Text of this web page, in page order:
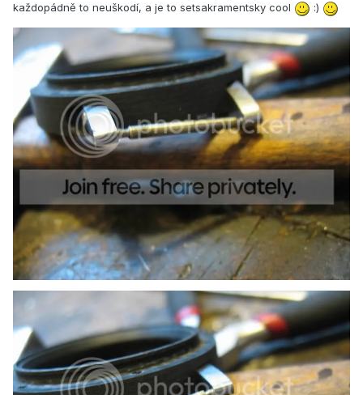
každopádně to neuškodí, a je to setsakramentsky cool
:)